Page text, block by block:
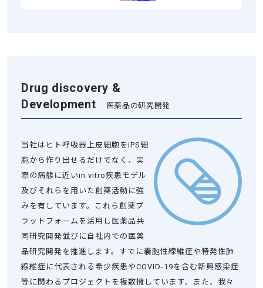
Drug discovery &
Development
医薬品の研究開発
当社はヒト呼吸器上皮細胞をiPS細
胞から作り出せるだけでなく、実
際の病態に近いin vitro疾患モデル
及びそれらを用いた創薬活動に強
みを有しています。これら創薬プ
ラットフォームを活用し医薬品共
同研究開発並びに自社内での医薬
品研究開発を推進します。すでに嚢胞性線維症や特発性肺
線維症に代表される希少疾患やCOVID-19を含む新興感染症
等に関わるプロジェクトを複数擁しています。また、我々